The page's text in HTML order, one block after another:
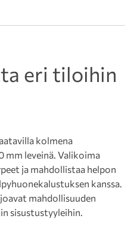
eri tiloihin
kolmena
leveinä. Valikoima
ja mahdollistaa helpon
kanssa.
mahdollisuuden
sisustustyyleihin.